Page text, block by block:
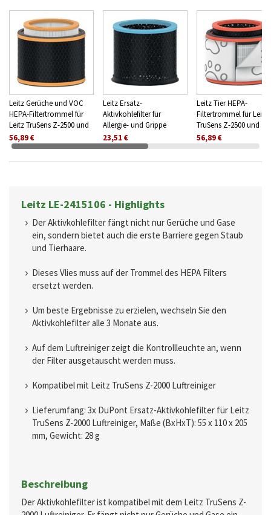
Leitz Gerüche und VOC
HEPA-Filtertrommel für
Leitz TruSens Z-2500 und
Z-2000
56,89 €
Leitz Ersatz-
Aktivkohlefilter für
Allergie- und Grippe
Filtertrommel für Leitz
TruSens Z-2500 und Z-
23,51 €
Leitz Tier HEPA-
Filtertrommel für Leitz
TruSens Z-2500 und Z-
2000
56,89 €
Leitz LE-2415106 - Highlights
Der Aktivkohlefilter fängt nicht nur Gerüche und Gase
ein, sondern bietet auch die erste Barriere gegen Staub
und Tierhaare.
Dieses Vlies muss auf der Trommel des HEPA Filters
ersetzt werden.
Um beste Ergebnisse zu erzielen, wechseln Sie den
Aktivkohlefilter alle 3 Monate aus.
Auf dem Luftreiniger zeigt die Kontrollleuchte an, wenn
der Filter ausgetauscht werden muss.
Kompatibel mit Leitz TruSens Z-2000 Luftreiniger
Lieferumfang: 3x DuPont Ersatz-Aktivkohlefilter für Leitz
TruSens Z-2000 Luftreiniger, Maße (BxHxT): 55 x 110 x 205
mm, Gewicht: 28 g
Beschreibung
Der Aktivkohlefilter ist kompatibel mit dem Leitz TruSens Z-